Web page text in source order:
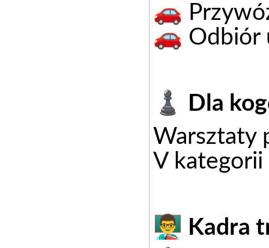
🚗
🚗 Odbiór
♟️ Dla
Warsztaty
V
👨‍🏫 Kadra